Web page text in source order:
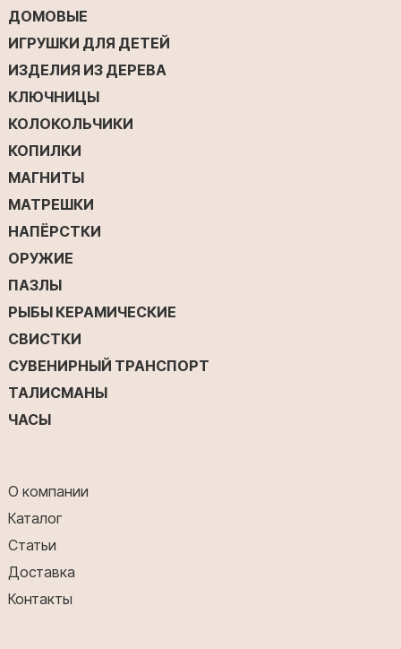
ДОМОВЫЕ
ИГРУШКИ ДЛЯ ДЕТЕЙ
ИЗДЕЛИЯ ИЗ ДЕРЕВА
КЛЮЧНИЦЫ
КОЛОКОЛЬЧИКИ
КОПИЛКИ
МАГНИТЫ
МАТРЕШКИ
НАПЁРСТКИ
ОРУЖИЕ
ПАЗЛЫ
РЫБЫ КЕРАМИЧЕСКИЕ
СВИСТКИ
СУВЕНИРНЫЙ ТРАНСПОРТ
ТАЛИСМАНЫ
ЧАСЫ
О компании
Каталог
Статьи
Доставка
Контакты